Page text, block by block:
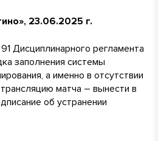
23.06.2025 г.
91 Дисциплинарного регламента
заполнения системы
а именно в отсутствии
матча – вынести в
об устранении